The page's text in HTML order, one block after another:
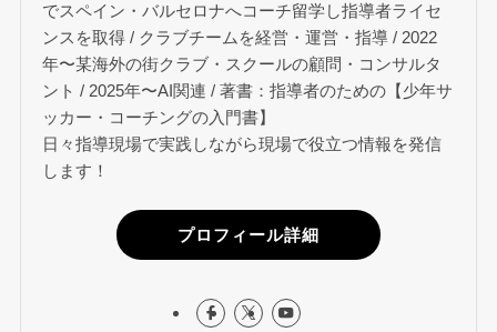
でスペイン・バルセロナへコーチ留学し指導者ライセ
ンスを取得 / クラブチームを経営・運営・指導 / 2022
年〜某海外の街クラブ・スクールの顧問・コンサルタ
ント / 2025年〜AI関連 / 著書：指導者のための【少年サ
ッカー・コーチングの入門書】
日々指導現場で実践しながら現場で役立つ情報を発信
します！
プロフィール詳細